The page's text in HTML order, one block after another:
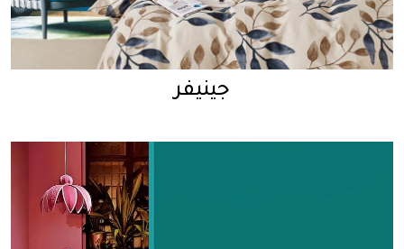
جينيفر